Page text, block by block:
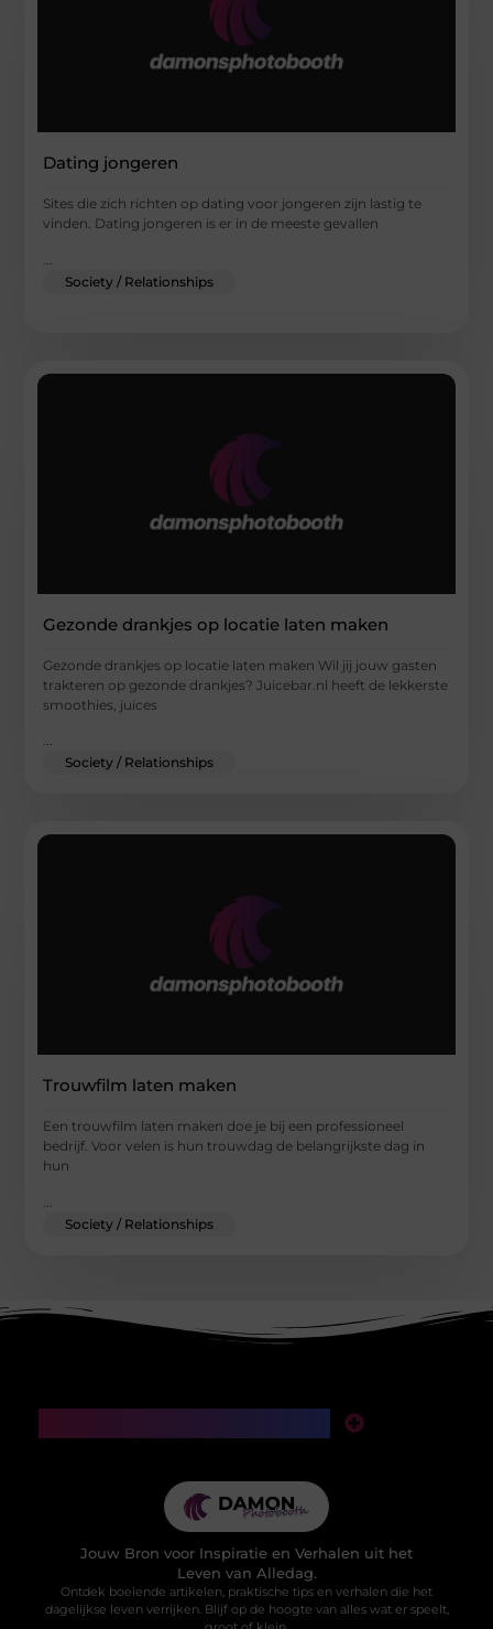
Dating jongeren
Sites die zich richten op dating voor jongeren zijn lastig te
vinden. Dating jongeren is er in de meeste gevallen
Society / Relationships
Gezonde drankjes op locatie laten maken
Gezonde drankjes op locatie laten maken Wil jij jouw gasten
trakteren op gezonde drankjes? Juicebar.nl heeft de lekkerste
smoothies, juices
...
Society / Relationships
Trouwfilm laten maken
Een trouwfilm laten maken doe je bij een professioneel
bedrijf. Voor velen is hun trouwdag de belangrijkste dag in
hun
Society / Relationships
Jouw Bron voor Inspiratie en Verhalen uit het
Leven van Alledag.
Ontdek boeiende artikelen, praktische tips en verhalen die het
dagelijkse leven verrijken. Blijf op de hoogte van alles wat er speelt,